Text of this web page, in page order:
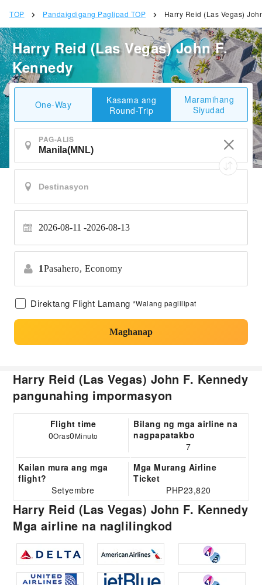
TOP Pandaigdigang Paglipad TOP Harry Reid (Las Vegas)
Harry Reid (Las Vegas) John F.
Kennedy
One-Way
Kasama ang
Round-Trip
Maramihang
Siyudad
PAG-ALIS
2026-08-11 2026-08-13
1Pasahero, Economy
Direktang Flight Lamang *Walang paglilipat
Maghanap
Harry Reid (Las Vegas) John F. Kennedy
pangunahing impormasyon
Flight time
0Oras0Minuto
Bilang ng mga airline na
nagpapatakbo
7
Kailan mura ang mga
flight?
Setyembre
Mga Murang Airline
Ticket
PHP23,820
Harry Reid (Las Vegas) John F. Kennedy
Mga airline na naglilingkod